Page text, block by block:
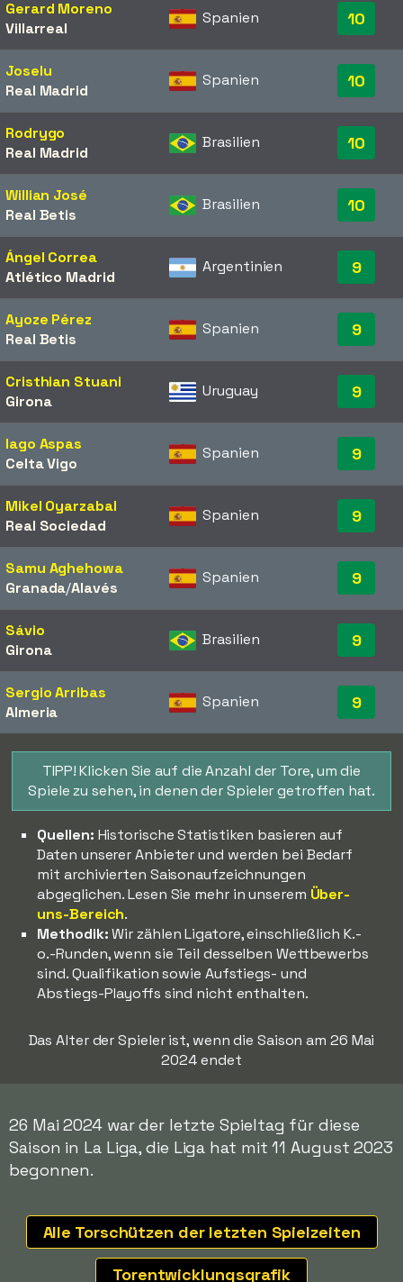
Gerard Moreno
Villarreal
Spanien 10
Joselu
Real Madrid
Spanien 10
Rodrygo
Real Madrid
Brasilien 10
Willian José
Real Betis
Brasilien 10
Ángel Correa
Atlético Madrid
Argentinien 9
Ayoze Pérez
Real Betis
Spanien 9
Cristhian Stuani
Girona
Uruguay 9
Iago Aspas
Celta Vigo
Spanien 9
Mikel Oyarzabal
Real Sociedad
Spanien 9
Samu Aghehowa
Granada/​Alavés
Spanien 9
Sávio
Girona
Brasilien 9
Sergio Arribas
Almeria
Spanien 9
TIPP! Klicken Sie auf die Anzahl der Tore, um die
Spiele zu sehen, in denen der Spieler getroffen hat.
Quellen: Historische Statistiken basieren auf
Daten unserer Anbieter und werden bei Bedarf
mit archivierten Saisonaufzeichnungen
abgeglichen. Lesen Sie mehr in unserem Über-
uns-Bereich.
Methodik:Wir zählen Ligatore, einschließlich K.-
o.-Runden, wenn sie Teil desselben Wettbewerbs
sind. Qualifikation sowie Aufstiegs- und
Abstiegs-Playoffs sind nicht enthalten.
Das Alter der Spieler ist, wenn die Saison am 26 Mai
2024 endet
26 Mai 2024 war der letzte Spieltag für diese
Saison in La Liga, die Liga hat mit 11 August 2023
begonnen.
Alle Torschützen der letzten Spielzeiten
Torentwicklungsgrafik